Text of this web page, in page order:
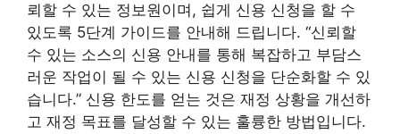
뢰할 수 있는 정보원이며, 쉽게 신용 신청을 할 수
있도록 5단계 가이드를 안내해 드립니다. “신뢰할
수 있는 소스의 신용 안내를 통해 복잡하고 부담스
러운 작업이 될 수 있는 신용 신청을 단순화할 수 있
습니다.” 신용 한도를 얻는 것은 재정 상황을 개선하
고 재정 목표를 달성할 수 있는 훌륭한 방법입니다.